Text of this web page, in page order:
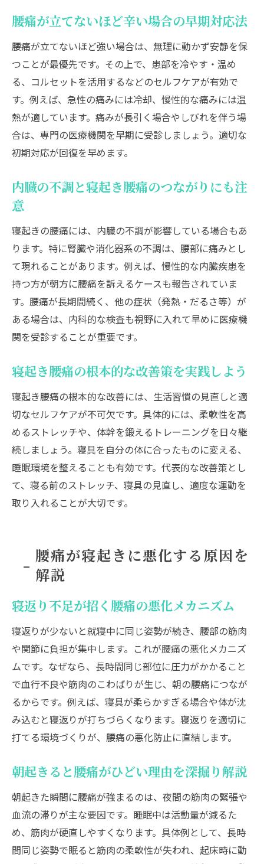
朝の腰痛を軽減する寝方と習慣の工夫
腰痛予防に最適な寝方と枕選びのポイント
朝の腰痛を防ぐ寝返りしやすい工夫とは
腰痛対策になる体勢と寝姿勢の注意点
寝起き腰痛を和らげる温熱ケアの取り入れ
方
睡眠前ストレッチが腰痛予防に与える影響
夫
朝起きたら腰痛を緩和する基本ストレッチ
寝起き腰痛改善に効く簡単エクササイズ紹
介
腰痛予防のための寝る前ストレッチ習慣の
作り方
ヘルニア予防にも役立つ朝のストレッチ例
無理なく続ける腰痛対策のストレッチポイ
寝起き腰痛セルフケアのための注意点まと
め
腰痛の悪化を防ぐ寝具選びのポイント
寝起き腰痛対策に適した寝具の条件とは
腰痛を和らげるマットレスや枕の選び方
寝起きの痛みを減らす寝具環境の整え方
季節や体質に合わせた寝具選びのコツ
寝起き腰痛の治し方と日常生活での予防法
寝起き腰痛の根本的な治し方を徹底解説
腰痛予防に効果的な日常生活の工夫とは
生活習慣の見直しが寝起き腰痛改善の鍵
ストレッチや運動を取り入れた腰痛対策法
腰痛の再発予防に役立つ生活管理術
腰痛が立てないほど辛い場合の早期対応法
腰痛が立てないほど強い場合は、無理に動かず安静を保
つことが最優先です。その上で、患部を冷やす・温め
る、コルセットを活用するなどのセルフケアが有効で
す。例えば、急性の痛みには冷却、慢性的な痛みには温
熱が適しています。痛みが長引く場合やしびれを伴う場
合は、専門の医療機関を早期に受診しましょう。適切な
初期対応が回復を早めます。
内臓の不調と寝起き腰痛のつながりにも注
意
寝起きの腰痛には、内臓の不調が影響している場合もあ
ります。特に腎臓や消化器系の不調は、腰部に痛みとし
て現れることがあります。例えば、慢性的な内臓疾患を
持つ方が朝方に腰痛を訴えるケースも報告されていま
す。腰痛が長期間続く、他の症状（発熱・だるさ等）が
ある場合は、内科的な検査も視野に入れて早めに医療機
関を受診することが重要です。
寝起き腰痛の根本的な改善策を実践しよう
寝起き腰痛の根本的な改善には、生活習慣の見直しと適
切なセルフケアが不可欠です。具体的には、柔軟性を高
めるストレッチや、体幹を鍛えるトレーニングを日々継
続しましょう。寝具を自分の体に合ったものに変える、
睡眠環境を整えることも有効です。代表的な改善策とし
て、寝る前のストレッチ、寝具の見直し、適度な運動を
取り入れることが大切です。
腰痛が寝起きに悪化する原因を
解説
寝返り不足が招く腰痛の悪化メカニズム
寝返りが少ないと就寝中に同じ姿勢が続き、腰部の筋肉
や関節に負担が集中します。これが腰痛の悪化メカニズ
ムです。なぜなら、長時間同じ部位に圧力がかかること
で血行不良や筋肉のこわばりが生じ、朝の腰痛につなが
るからです。例えば、寝具が柔らかすぎる場合や体が沈
み込むと寝返りが打ちづらくなります。寝返りを適切に
打てる環境づくりが、腰痛の悪化防止に直結します。
朝起きると腰痛がひどい理由を深掘り解説
朝起きた瞬間に腰痛が強まるのは、夜間の筋肉の緊張や
血流の滞りが主な要因です。睡眠中は活動量が減るた
め、筋肉が硬直しやすくなります。具体例として、長時
間同じ姿勢で眠ると筋肉の柔軟性が失われ、起床時に動